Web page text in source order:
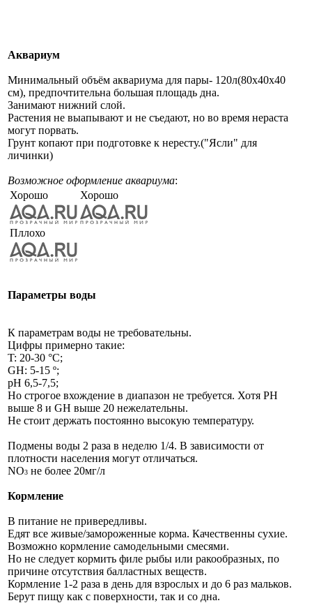
Аквариум
Минимальный объём аквариума для пары- 120л(80х40х40
см), предпочтительна большая площадь дна.
Занимают нижний слой.
Растения не выапывают и не съедают, но во время нераста
могут порвать.
Грунт копают при подготовке к нересту.("Ясли" для
личинки)
Возможное оформление аквариума:
Хорошо
Хорошо
Пллохо
Параметры воды
К параметрам воды не требовательны.
Цифры примерно такие:
T: 20-30 °C;
GH: 5-15 º;
pH 6,5-7,5;
Но строгое вхождение в диапазон не требуется. Хотя PH
выше 8 и GH выше 20 нежелательны.
Не стоит держать постоянно высокую температуру.
Подмены воды 2 раза в неделю 1/4. В зависимости от
плотности населения могут отличаться.
NO3 не более 20мг/л
Кормление
В питание не привередливы.
Едят все живые/замороженные корма. Качественны сухие.
Возможно кормление самодельными смесями.
Но не следует кормить филе рыбы или ракообразных, по
причине отсутствия балластных веществ.
Кормление 1-2 раза в день для взрослых и до 6 раз мальков.
Берут пищу как с поверхности, так и со дна.